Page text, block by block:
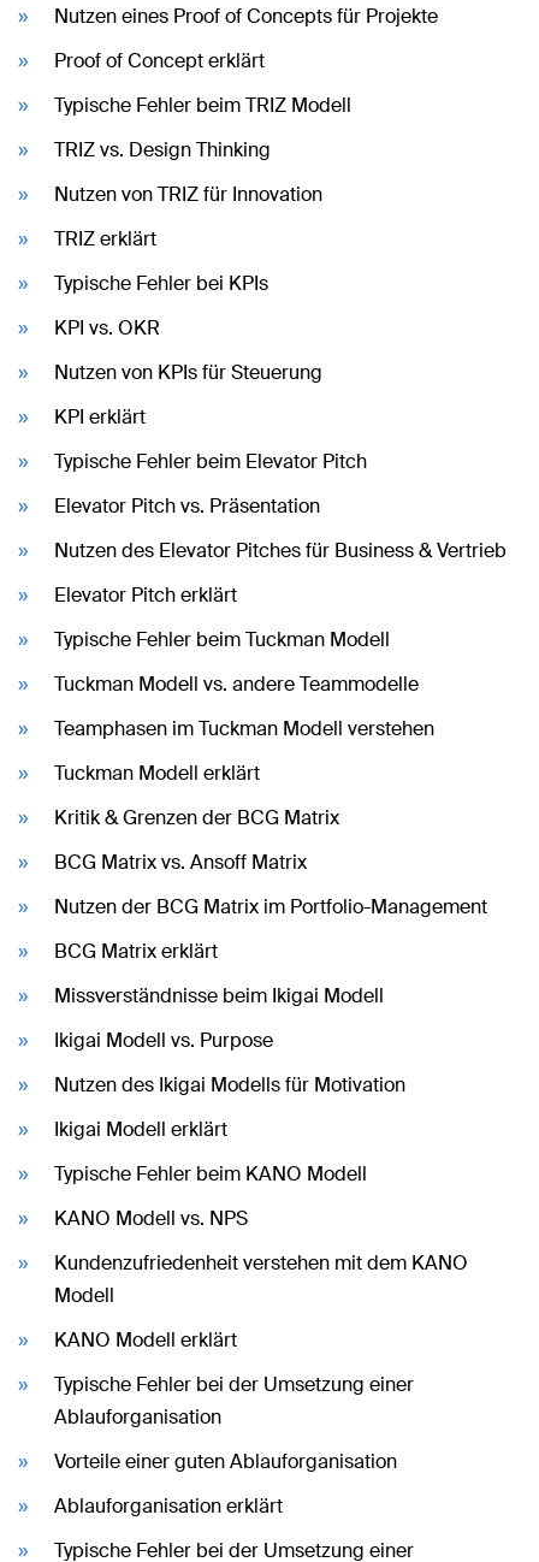
Nutzen eines Proof of Concepts für Projekte
Proof of Concept erklärt
Typische Fehler beim TRIZ Modell
TRIZ vs. Design Thinking
Nutzen von TRIZ für Innovation
TRIZ erklärt
Typische Fehler bei KPIs
KPI vs. OKR
Nutzen von KPIs für Steuerung
KPI erklärt
Typische Fehler beim Elevator Pitch
Elevator Pitch vs. Präsentation
Nutzen des Elevator Pitches für Business & Vertrieb
Elevator Pitch erklärt
Typische Fehler beim Tuckman Modell
Tuckman Modell vs. andere Teammodelle
Teamphasen im Tuckman Modell verstehen
Tuckman Modell erklärt
Kritik & Grenzen der BCG Matrix
BCG Matrix vs. Ansoff Matrix
Nutzen der BCG Matrix im Portfolio-Management
BCG Matrix erklärt
Missverständnisse beim Ikigai Modell
Ikigai Modell vs. Purpose
Nutzen des Ikigai Modells für Motivation
Ikigai Modell erklärt
Typische Fehler beim KANO Modell
KANO Modell vs. NPS
Kundenzufriedenheit verstehen mit dem KANO
Modell
KANO Modell erklärt
Typische Fehler bei der Umsetzung einer
Ablauforganisation
Vorteile einer guten Ablauforganisation
Ablauforganisation erklärt
Typische Fehler bei der Umsetzung einer